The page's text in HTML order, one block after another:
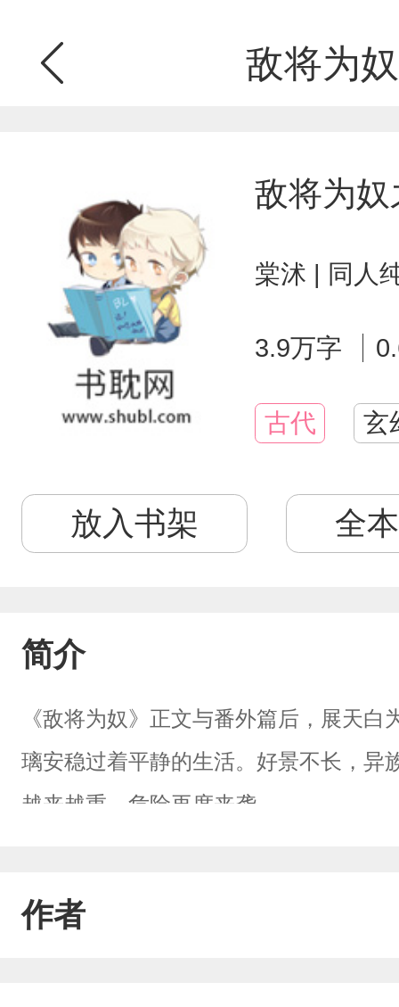
敌将为
敌将为
棠沭 | 同人
3.9万字
古代 玄
放入书架 全
简介
《敌将为奴》正文与番外篇后，展天
璃安稳过着平静的生活。好景不长，异
越来越重。危险再度来袭……
作者